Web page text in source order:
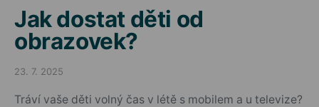
Jak dostat děti od
obrazovek?
Posted on
23. 7. 2025
Tráví vaše děti volný čas v létě s mobilem a u televize?